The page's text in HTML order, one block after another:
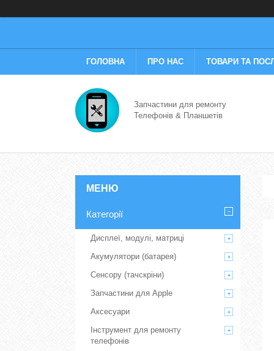
ГОЛОВНА ПРО НАС ТОВАРИ ТА
Запчастини для ремонту
Телефонів & Планшетів
Категорії
Дисплеї, модулі, матриці
Акумулятори (батарея)
Сенсору (тачскріни)
Запчастини для Apple
Аксесуари
Інструмент для ремонту
телефонів